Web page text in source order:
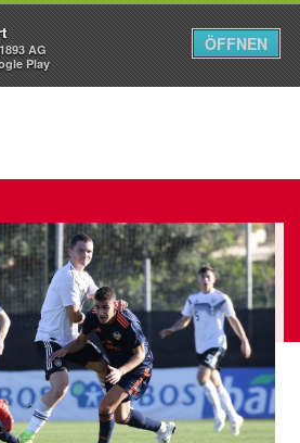
Menü
AG
Play
ÖFFNEN